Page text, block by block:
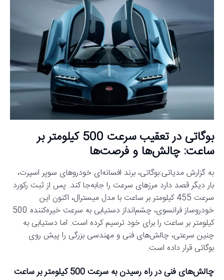
بوگاتی در تعقیب سرعت 500 کیلومتر بر
ساعت: چالش‌ها و فرصت‌ها
به گزارش مدیاتی:بوگاتی، برند افسانه‌ای خودروهای سوپر اسپرت،
بار دیگر قصد دارد مرزهای سرعت را جابه‌جا کند. پس از ثبت رکورد
سرعت 455 کیلومتر بر ساعت با مدل میسترال، اکنون این
خودروساز فرانسوی، چشم‌انداز دستیابی به سرعت خیره‌کننده 500
کیلومتر بر ساعت را برای خود ترسیم کرده است. اما دستیابی به
چنین سرعتی، چالش‌های فنی و مهندسی بزرگی را پیش روی
بوگاتی قرار داده است.
چالش‌های فنی در راه رسیدن به سرعت 500 کیلومتر بر ساعت